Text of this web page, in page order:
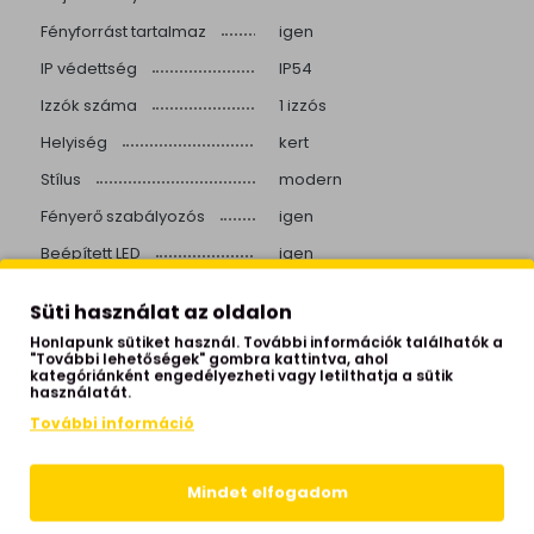
Fényforrást tartalmaz
igen
IP védettség
IP54
Izzók száma
1 izzós
Helyiség
kert
Stílus
modern
Fényerő szabályozós
igen
Beépített LED
igen
Fényerő
648 lumen
Élettartam
70.000 óra
Hálózati feszültség
Garancia
Süti használat az oldalon
Honlapunk sütiket használ. További információk találhatók a
"További lehetőségek" gombra kattintva, ahol
kategóriánként engedélyezheti vagy letilthatja a sütik
használatát.
További információ
Mindet elfogadom